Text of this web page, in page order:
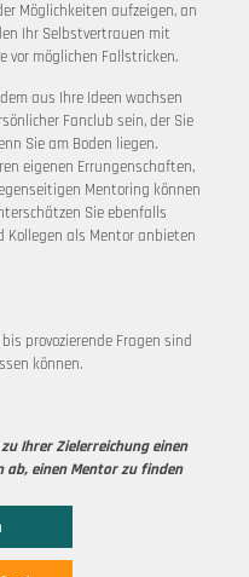
Möglichkeiten aufzeigen, an
Ihr Selbstvertrauen mit
vor möglichen Fallstricken.
aus Ihre Ideen wachsen
Fanclub sein, der Sie
Sie am Boden liegen.
eigenen Errungenschaften,
Mentoring können
Sie ebenfalls
Kollegen als Mentor anbieten
provozierende Fragen sind
können.
Ihrer Zielerreichung einen
ab, einen Mentor zu finden